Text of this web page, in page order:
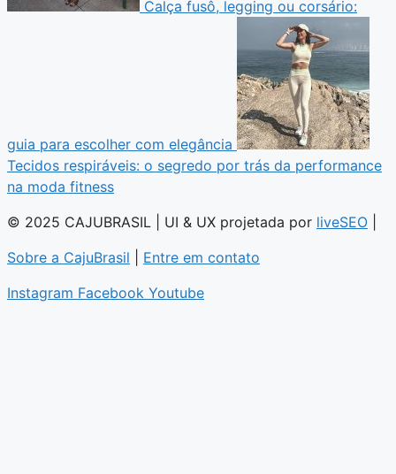
Calça fusô, legging ou corsário:
guia para escolher com elegância
Tecidos respiráveis: o segredo por trás da performance
na moda fitness
© 2025 CAJUBRASIL | UI & UX projetada por liveSEO
Sobre a CajuBrasil
Entre em contato
Instagram Facebook Youtube